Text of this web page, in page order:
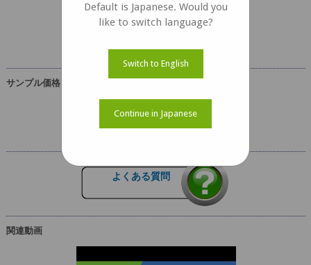
Lyra ドキュメント
サンプル価格
よくある質問
関連動画
Default is Japanese. Would you
like to switch language?
Switch to English
Continue in Japanese